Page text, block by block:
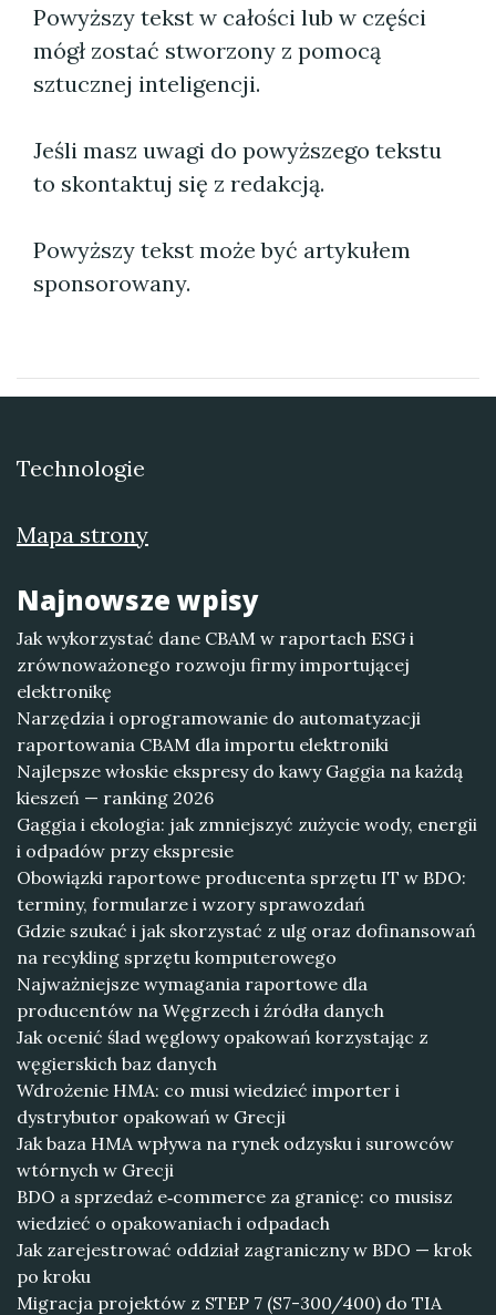
Powyższy tekst w całości lub w części
mógł zostać stworzony z pomocą
sztucznej inteligencji.
Jeśli masz uwagi do powyższego tekstu
to skontaktuj się z redakcją.
Powyższy tekst może być artykułem
sponsorowany.
Technologie
Mapa strony
Najnowsze wpisy
Jak wykorzystać dane CBAM w raportach ESG i
zrównoważonego rozwoju firmy importującej
elektronikę
Narzędzia i oprogramowanie do automatyzacji
raportowania CBAM dla importu elektroniki
Najlepsze włoskie ekspresy do kawy Gaggia na każdą
kieszeń — ranking 2026
Gaggia i ekologia: jak zmniejszyć zużycie wody, energii
i odpadów przy ekspresie
Obowiązki raportowe producenta sprzętu IT w BDO:
terminy, formularze i wzory sprawozdań
Gdzie szukać i jak skorzystać z ulg oraz dofinansowań
na recykling sprzętu komputerowego
Najważniejsze wymagania raportowe dla
producentów na Węgrzech i źródła danych
Jak ocenić ślad węglowy opakowań korzystając z
węgierskich baz danych
Wdrożenie HMA: co musi wiedzieć importer i
dystrybutor opakowań w Grecji
Jak baza HMA wpływa na rynek odzysku i surowców
wtórnych w Grecji
BDO a sprzedaż e‑commerce za granicę: co musisz
wiedzieć o opakowaniach i odpadach
Jak zarejestrować oddział zagraniczny w BDO — krok
po kroku
Migracja projektów z STEP 7 (S7-300/400) do TIA